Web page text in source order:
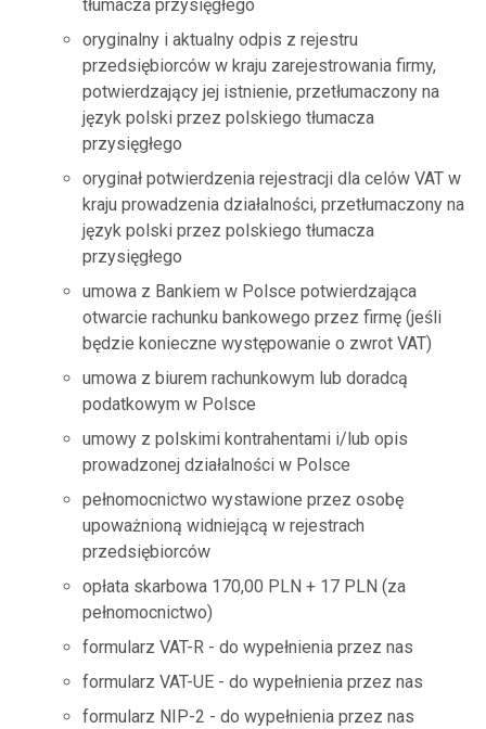
tłumacza przysięgłego
oryginalny i aktualny odpis z rejestru
przedsiębiorców w kraju zarejestrowania firmy,
potwierdzający jej istnienie, przetłumaczony na
język polski przez polskiego tłumacza
przysięgłego
oryginał potwierdzenia rejestracji dla celów VAT w
kraju prowadzenia działalności, przetłumaczony na
język polski przez polskiego tłumacza
przysięgłego
umowa z Bankiem w Polsce potwierdzająca
otwarcie rachunku bankowego przez firmę (jeśli
będzie konieczne występowanie o zwrot VAT)
umowa z biurem rachunkowym lub doradcą
podatkowym w Polsce
umowy z polskimi kontrahentami i/lub opis
prowadzonej działalności w Polsce
pełnomocnictwo wystawione przez osobę
upoważnioną widniejącą w rejestrach
przedsiębiorców
opłata skarbowa 170,00 PLN + 17 PLN (za
pełnomocnictwo)
formularz VAT-R - do wypełnienia przez nas
formularz VAT-UE - do wypełnienia przez nas
formularz NIP-2 - do wypełnienia przez nas